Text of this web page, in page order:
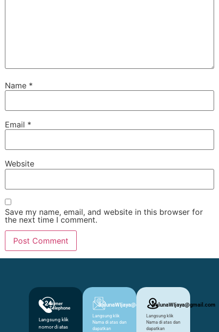
Name *
Email *
Website
Save my name, email, and website in this browser for
the next time I comment.
Nomer
Telephone
Langsung klik
nomor di atas
BalunaWIjaya@gmail.com
Langsung klik
Nama di atas dan
dapatkan
BalunaWIjaya@gmail.com
Langsung klik
Nama di atas dan
dapatkan